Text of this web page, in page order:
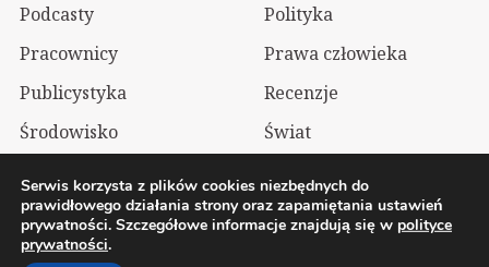
Podcasty
Polityka
Pracownicy
Prawa człowieka
Publicystyka
Recenzje
Środowisko
Świat
2026 Wolnelewo. Xavier Woliński |Mastodon
Serwis korzysta z plików cookies niezbędnych do
prawidłowego działania strony oraz zapamiętania ustawień
prywatności. Szczegółowe informacje znajdują się w polityce
prywatności.